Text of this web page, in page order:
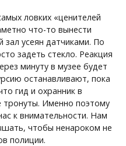
ловких «ценителей
что-то вынести
усеян датчиками. По
задеть стекло. Реакция
минуту в музее будет
останавливают, пока
гид и охранник в
тронуты. Именно поэтому
к внимательности. Нам
чтобы ненароком не
полиции.